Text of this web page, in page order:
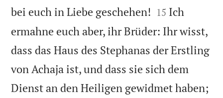
bei euch in Liebe geschehen! 

15 Ich
ermahne euch aber, ihr Brüder: Ihr wisst,
dass das Haus des Stephanas der Erstling
von Achaja ist, und dass sie sich dem
Dienst an den Heiligen gewidmet haben;